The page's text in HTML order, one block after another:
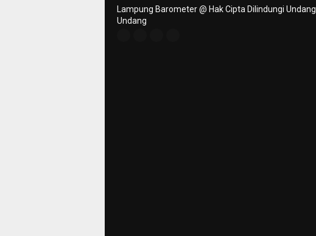
Lampung Barometer @ Hak Cipta Dilindungi Undang
Undang